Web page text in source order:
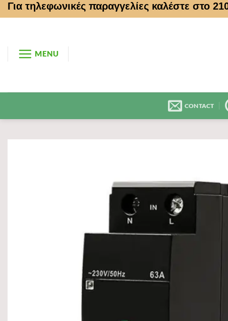
Μετάβαση
στο
Για τηλεφωνικές παραγγελίες καλέστε στο
MENU
CONTACT